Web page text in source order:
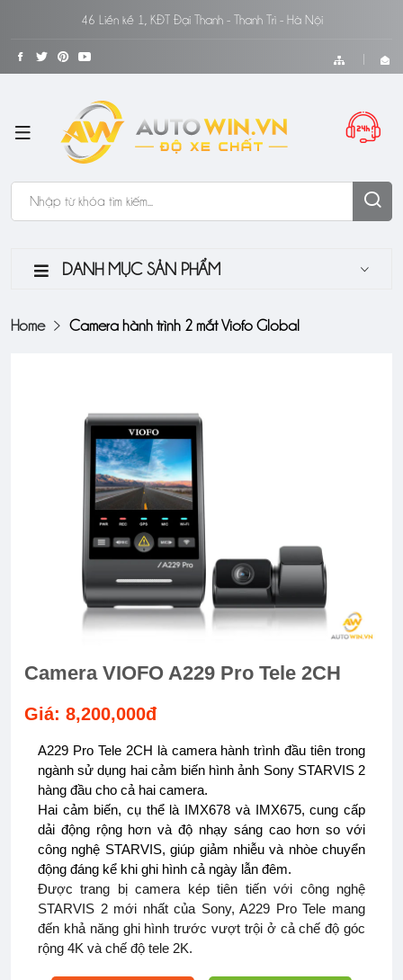
46 Liền kề 1, KĐT Đại Thanh - Thanh Trì - Hà Nội
DANH MỤC SẢN PHẨM
Home Camera hành trình 2 mắt Viofo Global
Camera VIOFO A229 Pro Tele 2CH
Giá: 8,200,000đ
A229 Pro Tele 2CH là camera hành trình đầu tiên trong
ngành sử dụng hai cảm biến hình ảnh Sony STARVIS 2
hàng đầu cho cả hai camera.
Hai cảm biến, cụ thể là IMX678 và IMX675, cung cấp
dải động rộng hơn và độ nhạy sáng cao hơn so với
công nghệ STARVIS, giúp giảm nhiễu và nhòe chuyển
động đáng kể khi ghi hình cả ngày lẫn đêm.
Được trang bị camera kép tiên tiến với công nghệ
STARVIS 2 mới nhất của Sony, A229 Pro Tele mang
đến khả năng ghi hình trước vượt trội ở cả chế độ góc
rộng 4K và chế độ tele 2K.